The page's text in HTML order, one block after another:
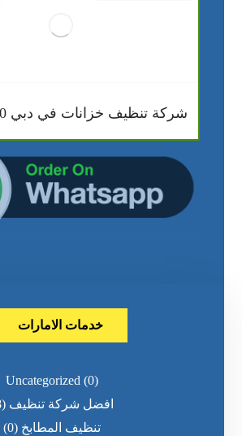
شركة تنظيف خزانات في دبي 0551636670
خدمات الامارات
Uncategorized (0)
افضل شركة تنظيف (8)
تنظيف المطابخ (0)